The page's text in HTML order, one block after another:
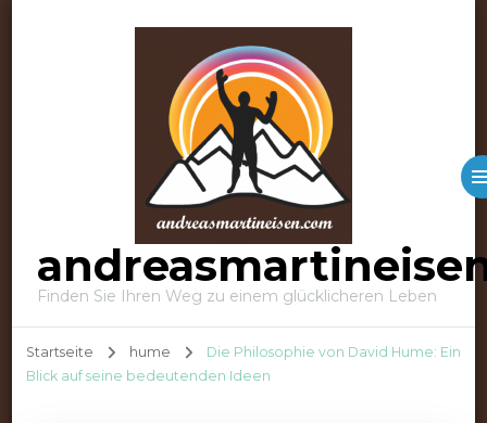
Finden Sie Ihren Weg zu einem glücklicheren Leben
Startseite hume
Die Philosophie von David Hume: Ein
Blick auf seine bedeutenden Ideen